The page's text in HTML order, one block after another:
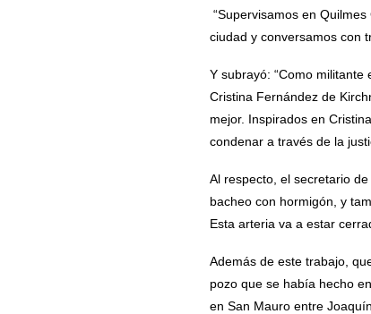
“Supervisamos en
ciudad y conversamos con
Y subrayó: “Como
‌Cristina Fernández de
mejor. Inspirados en
condenar a través de la
Al respecto, el secretario
bacheo con hormigón, y
Esta arteria va a estar
Además de este trabajo,
pozo que se había hecho
en San Mauro entre